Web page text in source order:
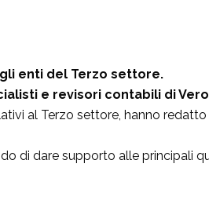
gli enti del Terzo settore.
e revisori contabili di
al Terzo settore, hanno
di dare supporto alle principali